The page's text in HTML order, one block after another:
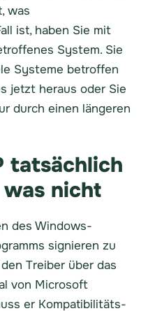
was
ist, haben Sie mit
System. Sie
Systeme betroffen
jetzt heraus oder Sie
durch einen längeren
tatsächlich
nicht
des Windows-
signieren zu
Treiber über das
von Microsoft
er Kompatibilitäts-